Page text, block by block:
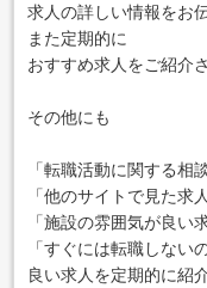
求人の詳しい情報をお
また定期的に
おすすめ求人をご紹介
その他にも
「転職活動に関する相
「他のサイトで見た求
「施設の雰囲気が良い
「すぐには転職しない
良い求人を定期的に紹